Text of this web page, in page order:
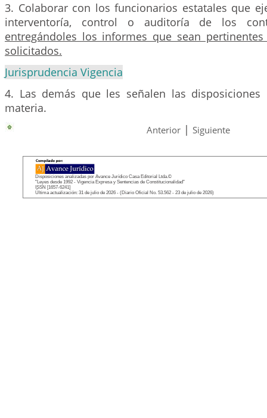
3. Colaborar con los funcionarios estatales que
interventoría, control o auditoría de los
entregándoles los informes que sean
solicitados.
Jurisprudencia Vigencia
4. Las demás que les señalen las disposiciones
materia.
Anterior | Siguiente
Disposiciones analizadas por Avance Jurídico Casa Editorial Ltda.©
"Leyes desde 1992 - Vigencia Expresa y Sentencias de Constitucionalidad"
ISSN [1657-6241]
Última actualización: 31 de julio de 2026 - (Diario Oficial No. 53.562 - 23 de julio de 2026)